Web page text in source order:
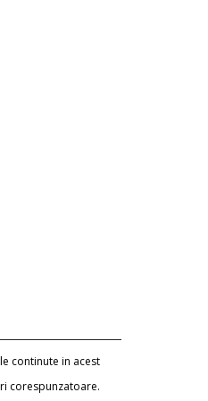
continute in acest
corespunzatoare.